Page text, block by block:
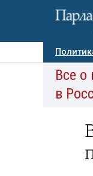
Авторы
Все о
в